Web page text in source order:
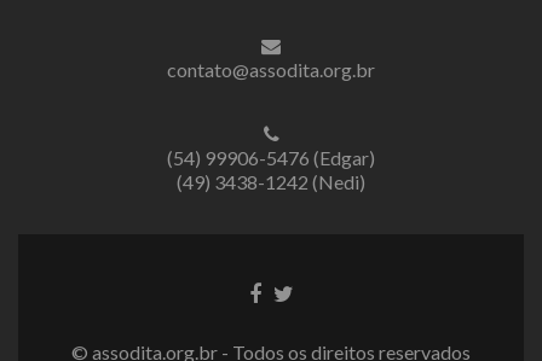
contato@assodita.org.br
(54) 99906-5476 (Edgar)
(49) 3438-1242 (Nedi)
LinkLink
© assodita.org.br - Todos os direitos reservados